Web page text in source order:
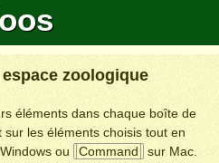
zoologique
éléments dans chaque boîte de
les éléments choisis tout en
ou Command
sur Mac.